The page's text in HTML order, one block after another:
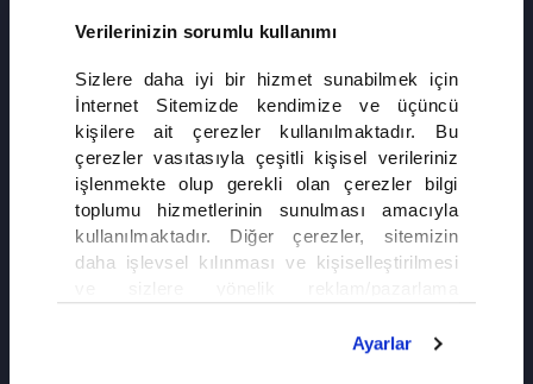
Verilerinizin sorumlu kullanımı
Sizlere daha iyi bir hizmet sunabilmek için
İnternet Sitemizde kendimize ve üçüncü
kişilere ait çerezler kullanılmaktadır. Bu
çerezler vasıtasıyla çeşitli kişisel verileriniz
işlenmekte olup gerekli olan çerezler bilgi
toplumu hizmetlerinin sunulması amacıyla
kullanılmaktadır. Diğer çerezler, sitemizin
daha işlevsel kılınması ve kişiselleştirilmesi
olarak açık rızanız dahilinde kullanılacaktır.
Ayarlar